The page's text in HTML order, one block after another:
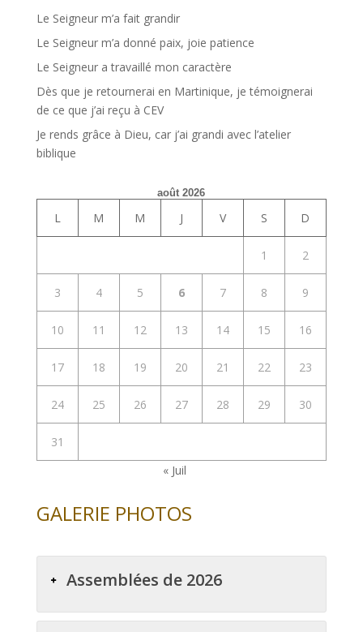
Le Seigneur m’a fait grandir
Le Seigneur m’a donné paix, joie patience
Le Seigneur a travaillé mon caractère
Dès que je retournerai en Martinique, je témoignerai
de ce que j’ai reçu à CEV
Je rends grâce à Dieu, car j’ai grandi avec l’atelier
biblique
août 2026
L M M J V S D
1 2
3 4 5 6 7 8 9
10 11 12 13 14 15 16
17 18 19 20 21 22 23
24 25 26 27 28 29 30
31
« Juil
GALERIE PHOTOS
Assemblées de 2026